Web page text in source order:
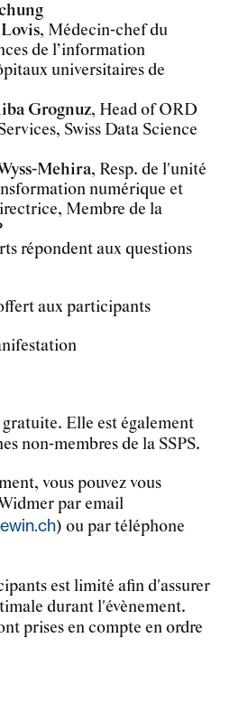
, Médecin-chef du
de l’information
universitaires de
Grognuz, Head of ORD
Swiss Data Science
Mehira, Resp. de l'unité
numérique et
Membre de la
répondent aux questions
aux participants
Elle est également
non-membres de la SSPS.
vous pouvez vous
par email
) ou par téléphone
est limité afin d'assurer
durant l'évènement.
prises en compte en ordre